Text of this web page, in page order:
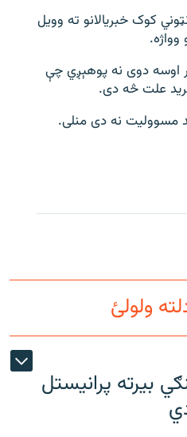
کوک خبریالانو ته وویل
اوسه دوی نه پوهېږي چې
علت څه دی.
مسوولیت نه دی منلی.
ولولئ
بیرته پرانیستل